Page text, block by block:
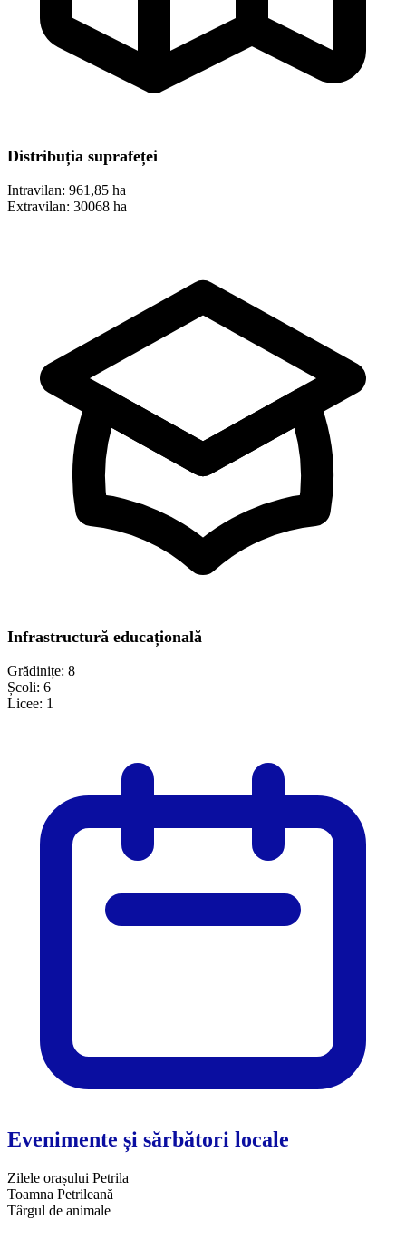
Distribuția suprafeței
Intravilan: 961,85 ha
Extravilan: 30068 ha
Infrastructură educațională
Grădinițe: 8
Școli: 6
Licee: 1
Evenimente și sărbători locale
Zilele orașului Petrila
Toamna Petrileană
Târgul de animale